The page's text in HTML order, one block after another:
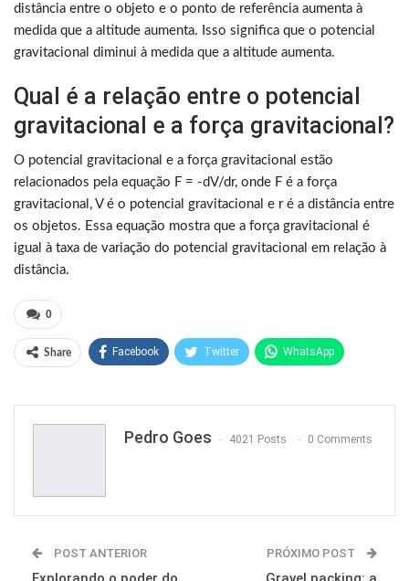
distância entre o objeto e o ponto de referência aumenta à
medida que a altitude aumenta. Isso significa que o potencial
gravitacional diminui à medida que a altitude aumenta.
Qual é a relação entre o potencial
gravitacional e a força gravitacional?
O potencial gravitacional e a força gravitacional estão
relacionados pela equação F = -dV/dr, onde F é a força
gravitacional, V é o potencial gravitacional e r é a distância entre
os objetos. Essa equação mostra que a força gravitacional é
igual à taxa de variação do potencial gravitacional em relação à
distância.
0
Share Facebook Twitter WhatsApp
Pedro Goes 4021 Posts 0 Comments
POST ANTERIOR PRÓXIMO POST